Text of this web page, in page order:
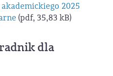
2025
(pdf, 35,83 kB)
dla